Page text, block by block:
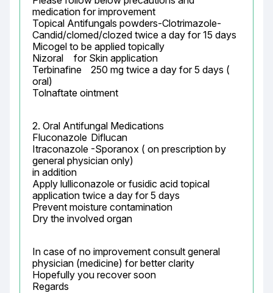
medication for improvement
Topical Antifungals powders-Clotrimazole-
Candid/clomed/clozed twice a day for 15 days
Micogel to be applied topically
Nizoral	 for Skin application
Terbinafine	250 mg twice a day for 5 days (
oral)
Tolnaftate ointment
2. Oral Antifungal Medications
Fluconazole	Diflucan
Itraconazole	-Sporanox ( on prescription by
general physician only)
in addition
Apply lulliconazole or fusidic acid topical
application twice a day for 5 days
Prevent moisture contamination
Dry the involved organ
In case of no improvement consult general
physician (medicine) for better clarity
Hopefully you recover soon
Regards